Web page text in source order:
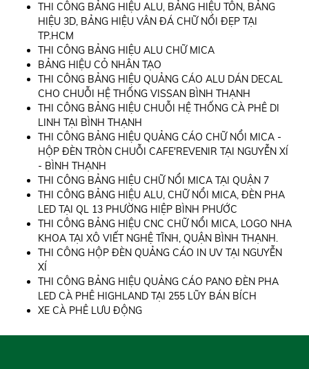
THI CÔNG BẢNG HIỆU ALU, BẢNG HIỆU TÔN, BẢNG
HIỆU 3D, BẢNG HIỆU VÂN ĐÁ CHỮ NỔI ĐẸP TẠI
TP.HCM
THI CÔNG BẢNG HIỆU ALU CHỮ MICA
BẢNG HIỆU CỎ NHÂN TẠO
THI CÔNG BẢNG HIỆU QUẢNG CÁO ALU DÁN DECAL
CHO CHUỖI HỆ THỐNG VISSAN BÌNH THẠNH
THI CÔNG BẢNG HIỆU CHUỖI HỆ THỐNG CÀ PHÊ DI
LINH TẠI BÌNH THẠNH
THI CÔNG BẢNG HIỆU QUẢNG CÁO CHỮ NỔI MICA -
HỘP ĐÈN TRÒN CHUỖI CAFE'REVENIR TẠI NGUYỄN XÍ
- BÌNH THẠNH
THI CÔNG BẢNG HIỆU CHỮ NỔI MICA TẠI QUẬN 7
THI CÔNG BẢNG HIỆU ALU, CHỮ NỔI MICA, ĐÈN PHA
LED TẠI QL 13 PHƯỜNG HIỆP BÌNH PHƯỚC
THI CÔNG BẢNG HIỆU CNC CHỮ NỔI MICA, LOGO NHA
KHOA TẠI XÔ VIẾT NGHỆ TĨNH, QUẬN BÌNH THẠNH.
THI CÔNG HỘP ĐÈN QUẢNG CÁO IN UV TẠI NGUYỄN
XÍ
THI CÔNG BẢNG HIỆU QUẢNG CÁO PANO ĐÈN PHA
LED CÀ PHÊ HIGHLAND TẠI 255 LŨY BÁN BÍCH
XE CÀ PHÊ LƯU ĐỘNG